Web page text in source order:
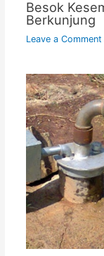
Besok
Berkunjung
Leave a Comment